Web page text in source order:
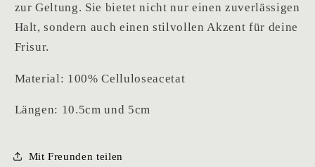
zur Geltung. Sie bietet nicht nur einen zuverlässigen
Halt, sondern auch einen stilvollen Akzent für deine
Frisur.
Material: 100% Celluloseacetat
Längen: 10.5cm und 5cm
Mit Freunden teilen